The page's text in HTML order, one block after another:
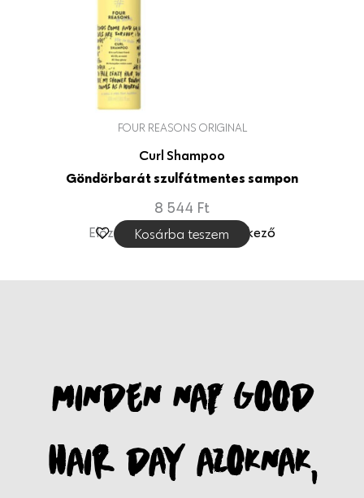
FOUR REASONS ORIGINAL
Curl Shampoo
Göndörbarát szulfátmentes sampon
8 544 Ft
Kosárba teszem
Előző 2 3 … 6 Következő
MINDEN NAP GOOD
HAIR DAY AZOKNAK,